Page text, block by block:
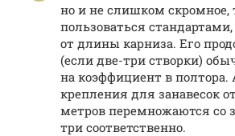
но и не слишком скромное,
пользоваться
от длины карниза. Его
(если две-три створки)
на коэффициент в
крепления для занавесок
метров перемножаются со
три соответственно.